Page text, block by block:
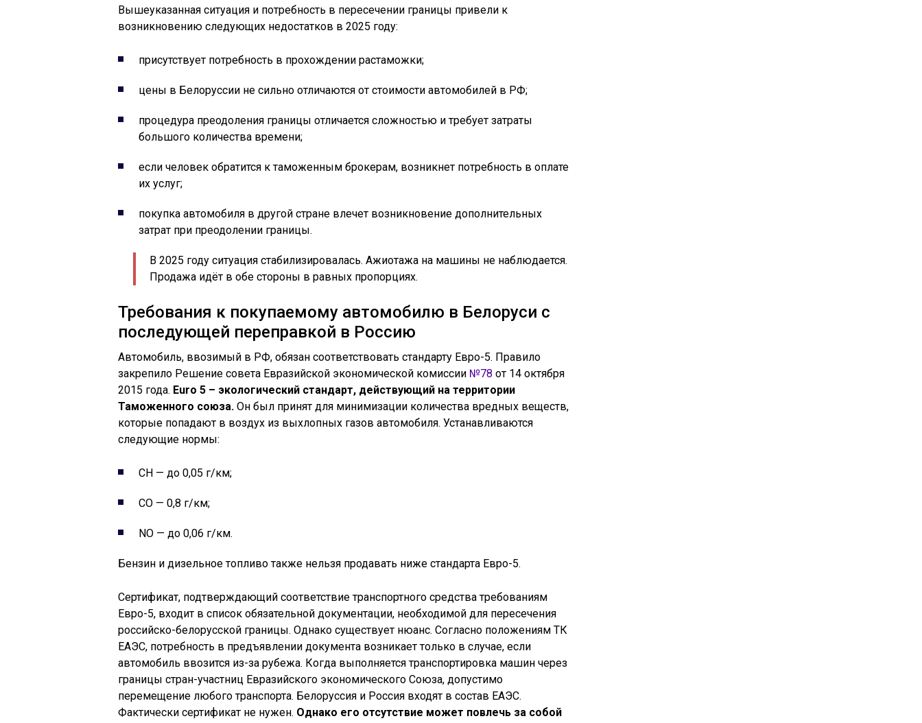
Вышеуказанная ситуация и потребность в пересечении границы привели к
возникновению следующих недостатков в 2025 году:
присутствует потребность в прохождении растаможки;
цены в Белоруссии не сильно отличаются от стоимости автомобилей в РФ;
процедура преодоления границы отличается сложностью и требует затраты
большого количества времени;
если человек обратится к таможенным брокерам, возникнет потребность в оплате
их услуг;
покупка автомобиля в другой стране влечет возникновение дополнительных
затрат при преодолении границы.
В 2025 году ситуация стабилизировалась. Ажиотажа на машины не наблюдается.
Продажа идёт в обе стороны в равных пропорциях.
Требования к покупаемому автомобилю в Белоруси с
последующей переправкой в Россию
Автомобиль, ввозимый в РФ, обязан соответствовать стандарту Евро-5. Правило
закрепило Решение совета Евразийской экономической комиссии №78 от 14 октября
2015 года. Euro 5 – экологический стандарт, действующий на территории
Таможенного союза. Он был принят для минимизации количества вредных веществ,
которые попадают в воздух из выхлопных газов автомобиля. Устанавливаются
следующие нормы:
СН — до 0,05 г/км;
CO — 0,8 г/км;
NO — до 0,06 г/км.
Бензин и дизельное топливо также нельзя продавать ниже стандарта Евро-5.
Сертификат, подтверждающий соответствие транспортного средства требованиям
Евро-5, входит в список обязательной документации, необходимой для пересечения
российско-белорусской границы. Однако существует нюанс. Согласно положениям ТК
ЕАЭС, потребность в предъявлении документа возникает только в случае, если
автомобиль ввозится из-за рубежа. Когда выполняется транспортировка машин через
границы стран-участниц Евразийского экономического Союза, допустимо
перемещение любого транспорта. Белоруссия и Россия входят в состав ЕАЭС.
Фактически сертификат не нужен. Однако его отсутствие может повлечь за собой